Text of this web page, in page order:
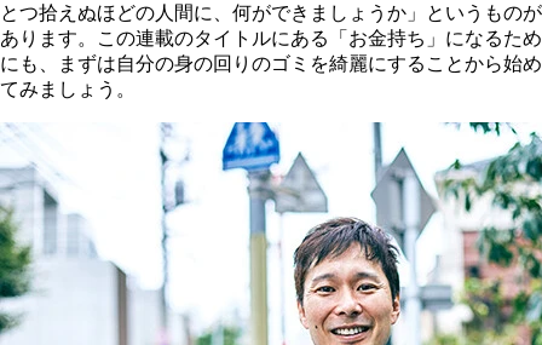
とつ拾えぬほどの人間に、何ができましょうか」というものが
あります。この連載のタイトルにある「お金持ち」になるため
にも、まずは自分の身の回りのゴミを綺麗にすることから始め
てみましょう。